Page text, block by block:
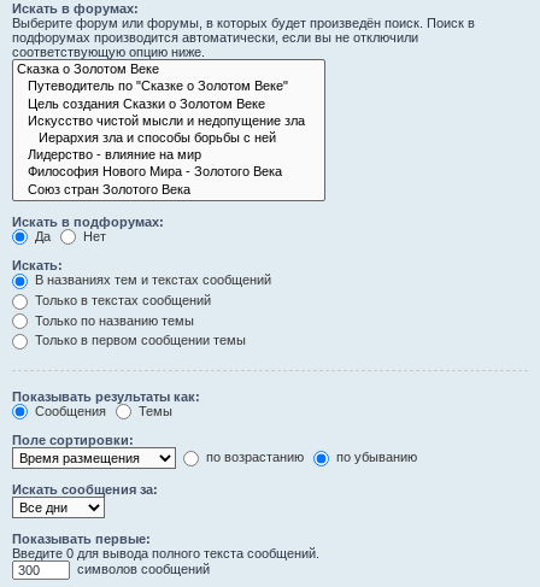
Искать в форумах:
Выберите форум или форумы, в которых будет произведён поиск. Поиск в
подфорумах производится автоматически, если вы не отключили
соответствующую опцию ниже.
Искать в подфорумах:
Да
Нет
Искать:
В названиях тем и текстах сообщений
Только в текстах сообщений
Только по названию темы
Только в первом сообщении темы
Показывать результаты как:
Сообщения
Темы
Поле сортировки:
по возрастанию
по убыванию
Искать сообщения за:
Показывать первые:
Введите 0 для вывода полного текста сообщений.
символов сообщений